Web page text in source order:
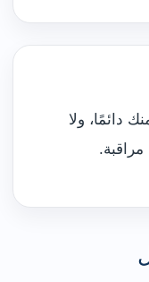
دائمًا، ولا